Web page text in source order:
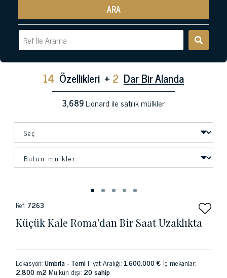
ARA
14 Özellikleri + 2 Dar Bir Alanda
3,689Lionard ile satılık mülkler
Ref: 7263
Küçük Kale Roma'dan Bir Saat Uzaklıkta
Lokasyon:Umbria - Terni Fiyat Aralığı: 1.600.000 € İç mekanlar:
2,800 m2 Mülkün dışı: 20 sahip